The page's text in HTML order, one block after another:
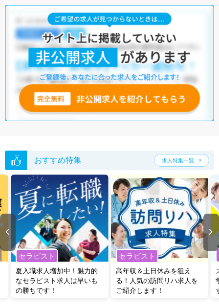
青森県の医療事務求人では以下のような条件が人気です。
積極採用中・未経験OK・ 無資格OK 正社員(正職員)
ック
他の条件でも人気の求人がございますので、「こだわり条件」から検索
いただくか、お気軽にお問い合わせください。
全国の医療事務求人から検索いただくことも可能です。
無料転職支援サービス
にお申し込みいただくと、ご希望条件をヒアリン
グした上で求人をご提案いたします。
ご希望条件がまだ定まっていない方は人気の希望条件をピックアップし
い。
おすすめ特集 求人特集一覧
セラピスト
夏入職求人増加中！魅力的
なセラピスト求人は早いも
の勝ちです！
セラピスト
高年収＆土日休みを狙え
る！人気の訪問リハ求人を
ご紹介します！